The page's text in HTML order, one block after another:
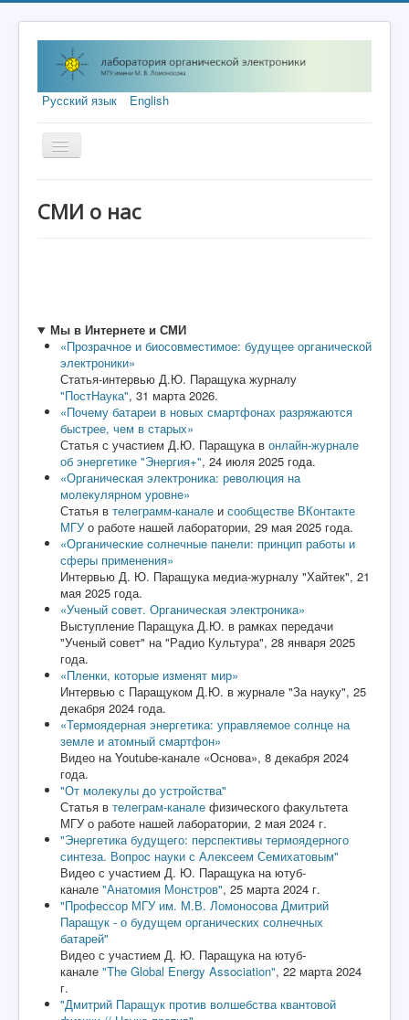
Русский язык English
Включить/
выключить
Наука
СМИ о нас
Мы в Интернете и СМИ
«Прозрачное и биосовместимое: будущее органической
электроники»
Статья-интервью Д.Ю. Паращука журналу
"ПостНаука", 31 марта 2026.
«Почему батареи в новых смартфонах разряжаются
быстрее, чем в старых»
Статья с участием Д.Ю. Паращука в онлайн-журнале
об энергетике "Энергия+", 24 июля 2025 года.
«Органическая электроника: революция на
молекулярном уровне»
Статья в телеграмм-канале и сообществе ВКонтакте
МГУо работе нашей лаборатории, 29 мая 2025 года.
«Органические солнечные панели: принцип работы и
сферы применения»
Интервью Д. Ю. Паращука медиа-журналу "Хайтек", 21
мая 2025 года.
«Ученый совет. Органическая электроника»
Выступление Паращука Д.Ю. в рамках передачи
"Ученый совет" на "Радио Культура", 28 января 2025
года.
«Пленки, которые изменят мир»
Интервью с Паращуком Д.Ю. в журнале "За науку", 25
декабря 2024 года.
«Термоядерная энергетика: управляемое солнце на
земле и атомный смартфон»
Видео на Youtube-канале «Основа», 8 декабря 2024
года.
"От молекулы до устройства"
Статья в телеграм-канале физического факультета
МГУ о работе нашей лаборатории, 2 мая 2024 г.
"Энергетика будущего: перспективы термоядерного
синтеза. Вопрос науки с Алексеем Семихатовым"
Видео с участием Д. Ю. Паращука на ютуб-
канале "Анатомия Монстров", 25 марта 2024 г.
"Профессор МГУ им. М.В. Ломоносова Дмитрий
Паращук - о будущем органических солнечных
батарей"
Видео с участием Д. Ю. Паращука на ютуб-
канале "The Global Energy Association", 22 марта 2024
г.
"Дмитрий Паращук против волшебства квантовой